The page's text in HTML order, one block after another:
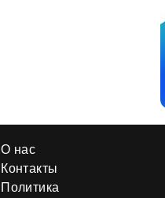
О нас
Контакты
Политика